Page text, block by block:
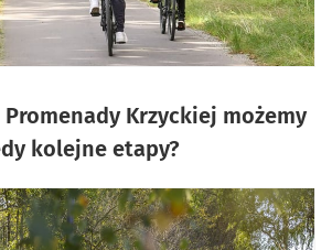
Promenady Krzyckiej możemy
kolejne etapy?